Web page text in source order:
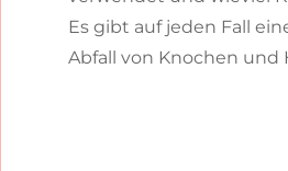
Es gibt auf jeden Fall
Abfall von Knochen und